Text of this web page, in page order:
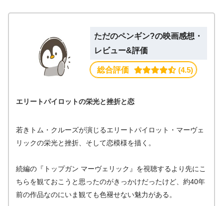
ただのペンギン?の映画感想・
レビュー&評価
総合評価 (4.5)
エリートパイロットの栄光と挫折と恋
若きトム・クルーズが演じるエリートパイロット・マーヴェ
リックの栄光と挫折、そして恋模様を描く。
続編の『トップガン マーヴェリック』を視聴するより先にこ
ちらを観ておこうと思ったのがきっかけだったけど、約40年
前の作品なのにいま観ても色褪せない魅力がある。